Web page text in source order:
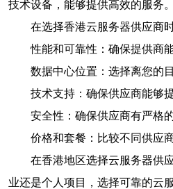
技术设备，能够提供高效的服务
在选择香港云服务器供应商
性能和可靠性：确保提供商
数据中心位置：选择离您的
技术支持：确保供应商能够
安全性：确保供应商有严格
价格和套餐：比较不同供应
在香港地区选择云服务器供
业还是个人项目，选择可靠的云